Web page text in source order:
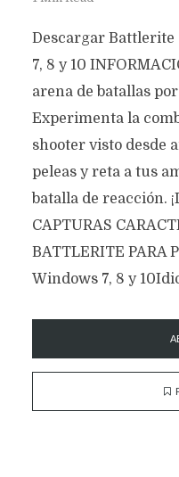
Descargar Battlerite
7, 8 y 10
arena de batallas
Experimenta la
shooter visto desde
peleas y reta a tus
batalla de reacción.
CAPTURAS
BATTLERITE PARA
Windows 7, 8 y